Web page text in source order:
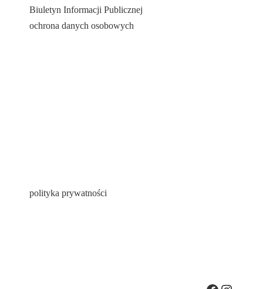
Biuletyn Informacji Publicznej
ochrona danych osobowych
polityka prywatności